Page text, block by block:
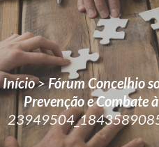
Início>Fórum Concelhio
Prevenção e Combate